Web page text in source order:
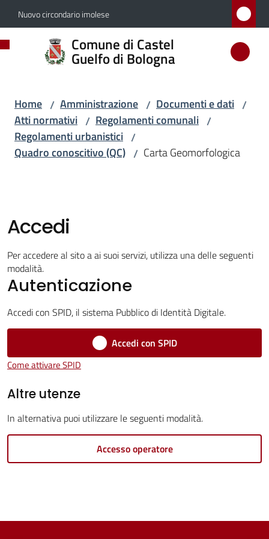
Vai al contenuto
Vai alla navigazione
Vai al footer
Nuovo circondario imolese
Comune di Castel
Guelfo di Bologna
Comune
di
di
Bologna
Novità
Servizi
Vivere
Servizi
online
Tutti
Home / Amministrazione / Documenti e dati /
Atti normativi / Regolamenti comunali /
Regolamenti urbanistici /
Quadro conoscitivo (QC) / Carta Geomorfologica
Accedi
Per accedere al sito a ai suoi servizi, utilizza una delle seguenti
modalità.
Autenticazione
Accedi con SPID, il sistema Pubblico di Identità Digitale.
Accedi con SPID
Come attivare SPID
Altre utenze
In alternativa puoi utilizzare le seguenti modalità.
Accesso operatore